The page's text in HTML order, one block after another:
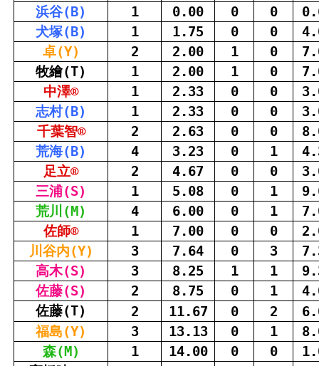
浜谷(B) 1 0.00 0 0
犬塚(B) 1 1.75 0 0
卓(Y) 2 2.00 1 0
牧繪(T) 1 2.00 1 0
中澤® 1 2.33 0 0
志村(B) 1 2.33 0 0
千葉智® 2 2.63 0 0
荒海(B) 4 3.23 0 1
足立® 2 4.67 0 0
三浦(S) 1 5.08 0 1
荒川(M)
4 6.00 0 1
佐師® 1 7.00 0 0
川 谷内(Y) 3 7.64 0 3
高木(S)
3 8.25 1 1
佐藤(S)
2 8.75 0 1
佐藤(T) 2 11.67 0 2
福島(Y)
3 13.13 0 1
森(M) 1 14.00 0 0